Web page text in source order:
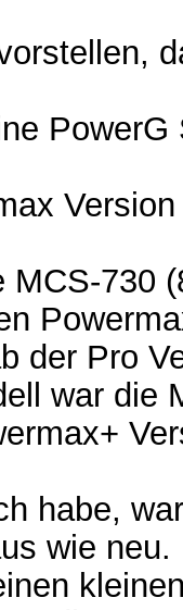
MCS-730
der Pro
war die
habe,
wie neu.